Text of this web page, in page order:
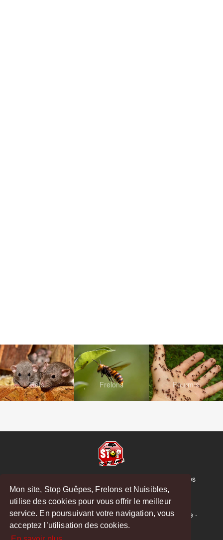
Mon site, Stop Guêpes, Frelons et Nuisibles,
utilise des cookies pour vous offrir le meilleur
service. En poursuivant votre navigation, vous
acceptez l’utilisation des cookies.
Rats Frelons Fourmis
© Copyright 2026 Stop Guêpes, Frelons et Nuisibles
Mentions légales
Créé parMattWeb
Saint-Gaudens-Saint-Girons-Boulogne-sur-Gesse-
Montréjeau